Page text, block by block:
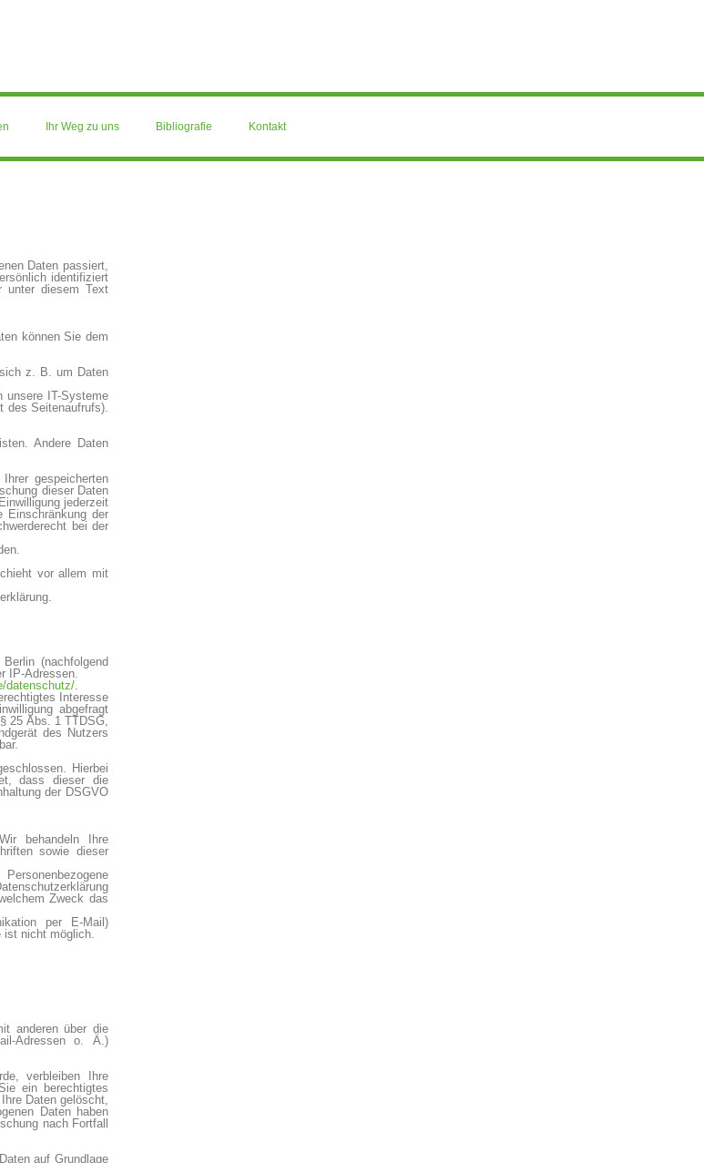
Ihr Weg zu uns Bibliografie Kontakt
Daten passiert,
identifiziert
unter diesem Text
können Sie dem
z. B. um Daten
unsere IT-Systeme
des Seitenaufrufs).
Andere Daten
gespeicherten
dieser Daten
jederzeit
Einschränkung der
bei der
vor allem mit
(nachfolgend
IP-Adressen.
datenschutz/.
Interesse
abgefragt
25 Abs. 1 TTDSG,
des Nutzers
Hierbei
dass dieser die
der DSGVO
behandeln Ihre
sowie dieser
Zweck das
per E-Mail)
ist nicht möglich.
anderen über die
Adressen o. Ä.)
verbleiben Ihre
ein berechtigtes
Daten gelöscht,
Daten haben
nach Fortfall
auf Grundlage